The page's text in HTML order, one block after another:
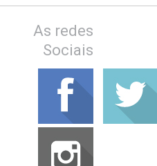
As redes
Sociais